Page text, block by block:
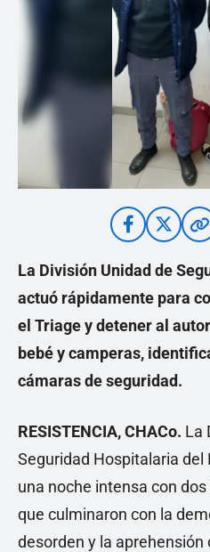
La División Unidad de
actuó rápidamente para
el Triage y detener al
bebé y camperas,
cámaras de seguridad.
RESISTENCIA, CHACo. La
Seguridad Hospitalaria
una noche intensa con
que culminaron con la
desorden y la